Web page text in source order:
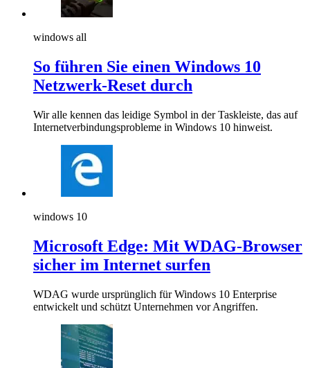
windows all
So führen Sie einen Windows 10
Netzwerk-Reset durch
Wir alle kennen das leidige Symbol in der Taskleiste, das auf
Internetverbindungsprobleme in Windows 10 hinweist.
windows 10
Microsoft Edge: Mit WDAG-Browser
sicher im Internet surfen
WDAG wurde ursprünglich für Windows 10 Enterprise
entwickelt und schützt Unternehmen vor Angriffen.